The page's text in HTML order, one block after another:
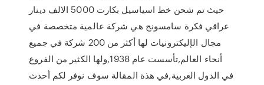
حيث تم شحن خط اسياسيل بكارت 5000 الالف دينار
عراقي فكرة سامسونج هي شركة عالمية متخصصة في
مجال الإليكترونيات لها أكثر من 200 شركة في جميع
أنحاء العالم,تأسست عام 1938,ولها الكثير من الفروع
في الدول العربية,في هذة المقالة سوف نوفر لكم أحدث